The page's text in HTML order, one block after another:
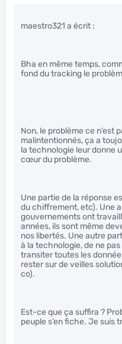
maestro321 a écrit :
Bha en même temps,
fond du tracking le
Non, le problème ce n’est
malintentionnés, ça a
la technologie leur donne
cœur du problème.
Une partie de la réponse
du chiffrement, etc). Une
gouvernements ont
années, ils sont même
nos libertés. Une autre
à la technologie, de ne
transiter toutes les
rester sur de veilles
co).
Est-ce que ça suffira ?
peuple s’en fiche. Je suis